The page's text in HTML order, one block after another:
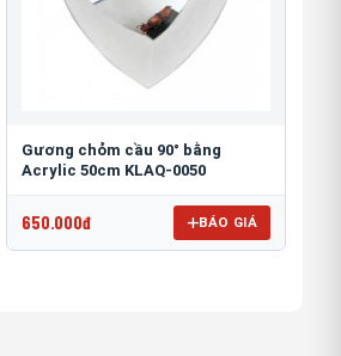
Gương chỏm cầu 90° bằng
Acrylic 50cm KLAQ-0050
650.000đ BÁO GIÁ